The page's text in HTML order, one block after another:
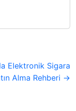
Elektronik Sigara
Alma Rehberi →